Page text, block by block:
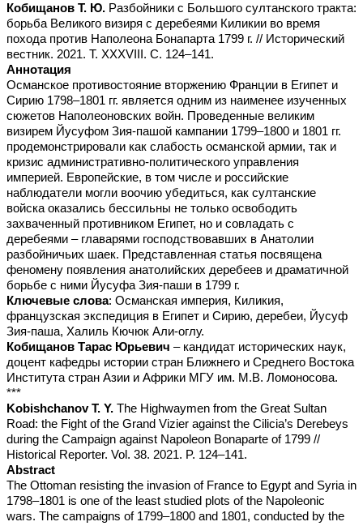
Кобищанов Т. Ю. Разбойники с Большого султанского тракта:
борьба Великого визиря с деребеями Киликии во время
похода против Наполеона Бонапарта 1799 г. // Исторический
вестник. 2021. Т. ХXХVIII. С. 124–141.
Аннотация
Османское противостояние вторжению Франции в Египет и
Сирию 1798–1801 гг. является одним из наименее изученных
сюжетов Наполеоновских войн. Проведенные великим
визирем Йусуфом Зия-пашой кампании 1799–1800 и 1801 гг.
продемонстрировали как слабость османской армии, так и
кризис административно-политического управления
империей. Европейские, в том числе и российские
наблюдатели могли воочию убедиться, как султанские
войска оказались бессильны не только освободить
захваченный противником Египет, но и совладать с
деребеями – главарями господствовавших в Анатолии
разбойничьих шаек. Представленная статья посвящена
феномену появления анатолийских деребеев и драматичной
борьбе с ними Йусуфа Зия-паши в 1799 г.
Ключевые слова: Османская империя, Киликия,
французская экспедиция в Египет и Сирию, деребеи, Йусуф
Зия-паша, Халиль Кючюк Али-оглу.
Кобищанов Тарас Юрьевич – кандидат исторических наук,
доцент кафедры истории стран Ближнего и Среднего Востока
Института стран Азии и Африки МГУ им. М.В. Ломоносова.
***
Kobishchanov T. Y. The Highwaymen from the Great Sultan
Road: the Fight of the Grand Vizier against the Cilicia’s Derebeys
during the Campaign against Napoleon Bonaparte of 1799 //
Historical Reporter. Vol. 38. 2021. P. 124–141.
Abstract
The Ottoman resisting the invasion of France to Egypt and Syria in
1798–1801 is one of the least studied plots of the Napoleonic
wars. The campaigns of 1799–1800 and 1801, conducted by the